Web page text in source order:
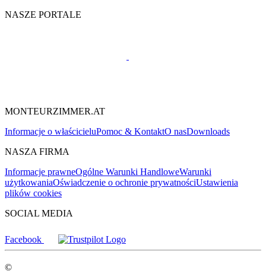
NASZE PORTALE
MONTEURZIMMER.AT
Informacje o właścicieluPomoc & KontaktO nasDownloads
NASZA FIRMA
Informacje prawneOgólne Warunki HandloweWarunki
użytkowaniaOświadczenie o ochronie prywatnościUstawienia
plików cookies
SOCIAL MEDIA
Facebook
©